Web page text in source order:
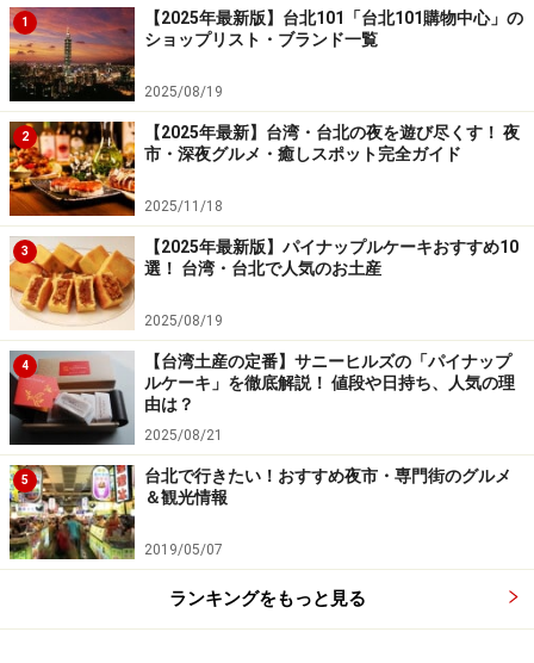
ださい。
1
【2025年最新版】台北101「台北101購物中心」の
ショップリスト・ブランド一覧
2025/08/19
2
【2025年最新】台湾・台北の夜を遊び尽くす！ 夜
市・深夜グルメ・癒しスポット完全ガイド
2025/11/18
3
【2025年最新版】パイナップルケーキおすすめ10
選！ 台湾・台北で人気のお土産
2025/08/19
4
【台湾土産の定番】サニーヒルズの「パイナップ
ルケーキ」を徹底解説！ 値段や日持ち、人気の理
由は？
2025/08/21
5
台北で行きたい！おすすめ夜市・専門街のグルメ
＆観光情報
2019/05/07
ランキングをもっと見る